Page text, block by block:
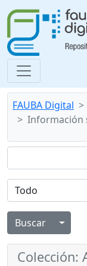
FAUBA Digital
Información
Colección: